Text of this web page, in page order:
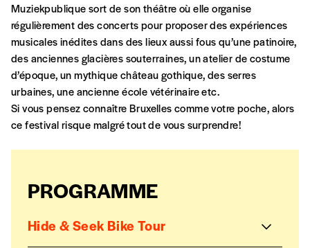
CONNEXION
Mot de passe oublié?
Créer un
compte
A partir de 2021,Imag, le magazine de
l’interculturel,vous est proposé àPRIX LIBRE.
Le prix libre est un mode de fixation du prix
par l’acheteur d’un bien ou d’un service, qui
peut être une manière pour lui de payer le prix
qu’il estime juste. Dans l’objectif de rendre nos
activités et publications accessibles, et
d’affirmer notre attachement aux valeurs de
ou supérieure au prix indicatif. De cette
de rédaction selon vos moyens et vos
Muziekpublique sort de son théâtre où elle organise
régulièrement des concerts pour proposer des expériences
musicales inédites dans des lieux aussi fous qu’une patinoire,
des anciennes glacières souterraines, un atelier de costume
d’époque, un mythique château gothique, des serres
urbaines, une ancienne école vétérinaire etc.
Si vous pensez connaître Bruxelles comme votre poche, alors
ce festival risque malgré tout de vous surprendre!
PROGRAMME
Hide & Seek Bike Tour